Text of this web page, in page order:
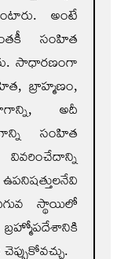
అంటే
సంహిత
సాధారణంగా
బ్రాహ్మణం,
అదీ
సంహిత
స్థాయిలో